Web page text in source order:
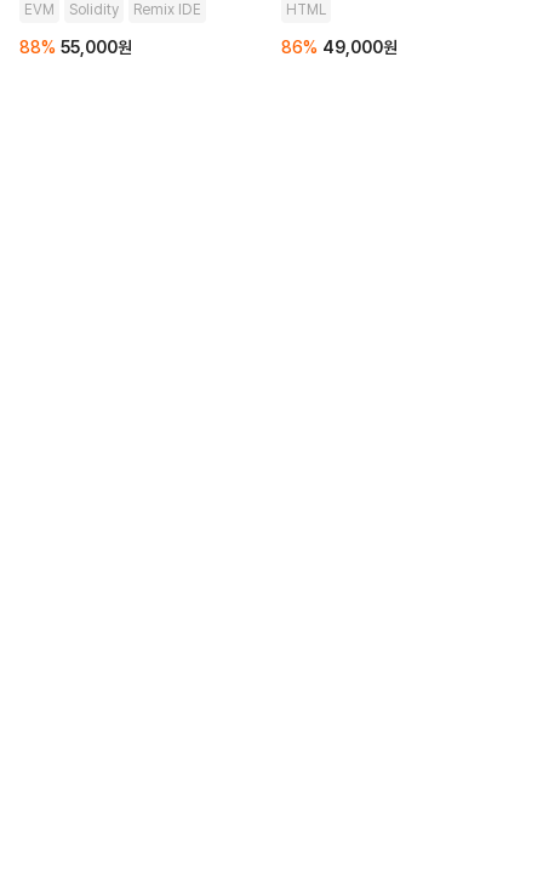
EVM Solidity Remix IDE
88% 55,000원
HTML
86% 49,000원